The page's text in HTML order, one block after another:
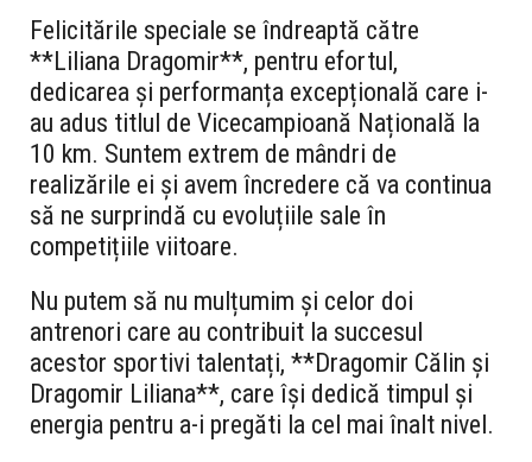
Felicitările speciale se îndreaptă către
**Liliana Dragomir**, pentru efortul,
dedicarea și performanța excepțională care i-
au adus titlul de Vicecampioană Națională la
10 km. Suntem extrem de mândri de
realizările ei și avem încredere că va continua
să ne surprindă cu evoluțiile sale în
competițiile viitoare.
Nu putem să nu mulțumim și celor doi
antrenori care au contribuit la succesul
acestor sportivi talentați, **Dragomir Călin și
Dragomir Liliana**, care își dedică timpul și
energia pentru a-i pregăti la cel mai înalt nivel.